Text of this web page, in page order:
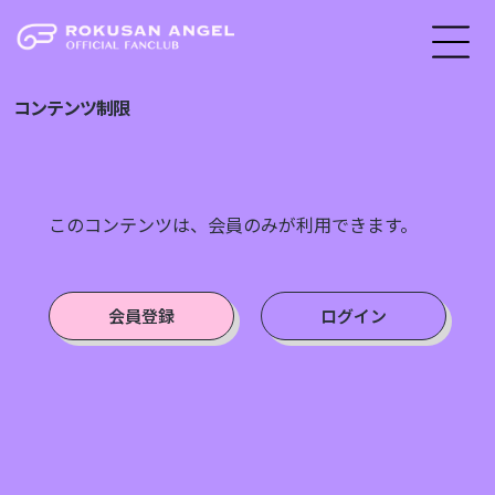
コンテンツ制限
このコンテンツは、会員のみが利用できます。
会員登録 ログイン